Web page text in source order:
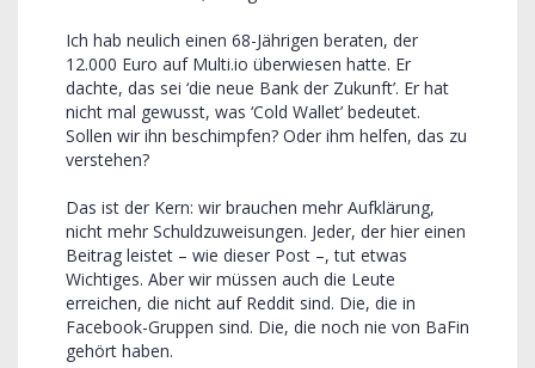
Ich hab neulich einen 68-Jährigen beraten, der
12.000 Euro auf Multi.io überwiesen hatte. Er
dachte, das sei ‘die neue Bank der Zukunft’. Er hat
nicht mal gewusst, was ‘Cold Wallet’ bedeutet.
Sollen wir ihn beschimpfen? Oder ihm helfen, das zu
verstehen?
Das ist der Kern: wir brauchen mehr Aufklärung,
nicht mehr Schuldzuweisungen. Jeder, der hier einen
Beitrag leistet – wie dieser Post –, tut etwas
Wichtiges. Aber wir müssen auch die Leute
erreichen, die nicht auf Reddit sind. Die, die in
Facebook-Gruppen sind. Die, die noch nie von BaFin
gehört haben.